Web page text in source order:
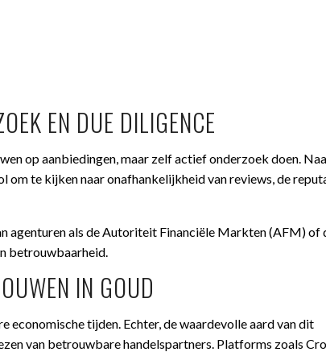
EN DUE DILIGENCE
op aanbiedingen, maar zelf actief onderzoek doen.
om te kijken naar onafhankelijkheid van reviews, de
agenturen als de Autoriteit Financiële Markten (AFM) of
betrouwbaarheid.
IN GOUD
tijden. Echter, de waardevolle aard van dit
van betrouwbare handelspartners. Platforms zoals